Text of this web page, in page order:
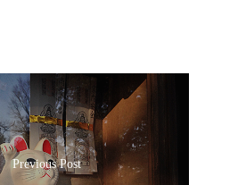
Previous Post